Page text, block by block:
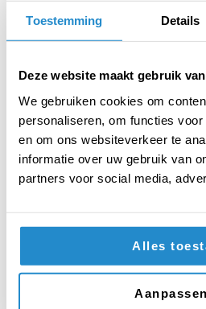
Toestemming Details
Deze website maakt gebruik
We gebruiken cookies om
personaliseren, om functies
en om ons websiteverkeer te
informatie over uw gebruik van
partners voor social media,
Alles
Aanpassen
Stedelijk Gymnasium Arnhem
Dr. Knippenbergcollege
Emmauscollege team 2
Beste individuele debater:
Tweetalig
Beste Troublespeecher:
Lodewijk Gymnasium
De volledige uitslag vind je